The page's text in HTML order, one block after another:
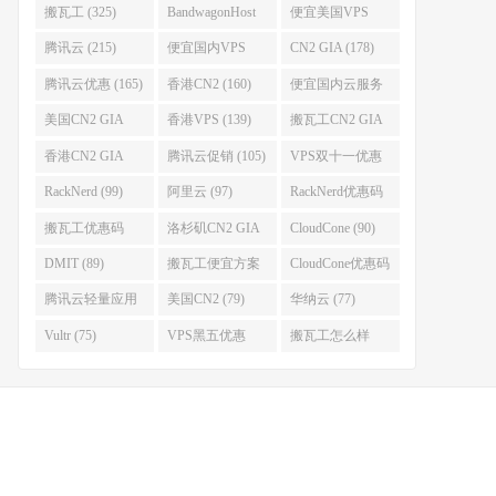
搬瓦工 (325) BandwagonHost
(223)
便宜美国VPS
(222)
腾讯云 (215) 便宜国内VPS
(184)
CN2 GIA (178)
腾讯云优惠 (165) 香港CN2 (160) 便宜国内云服务
器 (152)
美国CN2 GIA
(141)
香港VPS (139) 搬瓦工CN2 GIA
(118)
香港CN2 GIA
(111)
腾讯云促销 (105) VPS双十一优惠
(102)
RackNerd (99) 阿里云 (97) RackNerd优惠码
(93)
搬瓦工优惠码
(92)
洛杉矶CN2 GIA
(92)
CloudCone (90)
DMIT (89) 搬瓦工便宜方案
(86)
CloudCone优惠码
(82)
腾讯云轻量应用
服务器 (82)
美国CN2 (79) 华纳云 (77)
Vultr (75) VPS黑五优惠 搬瓦工怎么样